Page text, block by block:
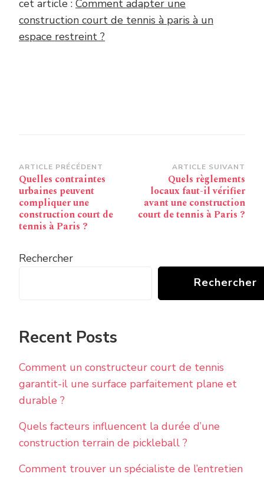
cet article : Comment adapter une
construction court de tennis à paris à un
espace restreint ?
Navigation
d’article
ARTICLE PRÉCÉDENT
Quelles contraintes
urbaines peuvent
compliquer une
construction court de
tennis à Paris ?
ARTICLE SUIVANT
Quels règlements
locaux faut-il vérifier
avant une construction
court de tennis à Paris ?
Rechercher
Rechercher
Recent Posts
Comment un constructeur court de tennis
garantit-il une surface parfaitement plane et
durable ?
Quels facteurs influencent la durée d’une
construction terrain de pickleball ?
Comment trouver un spécialiste de l’entretien